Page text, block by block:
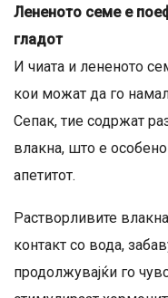
Лененото семе е
гладот
И чиата и лененото
кои можат да го
Сепак, тие содржат
влакна, што е
апетитот.
Растворливите
контакт со вода,
продолжувајќи го